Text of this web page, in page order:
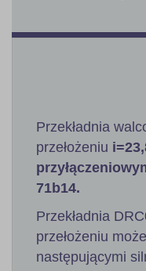
Przekładnia
przełożeniu
71b14.
Przekładnia
przełożeniu
następującymi